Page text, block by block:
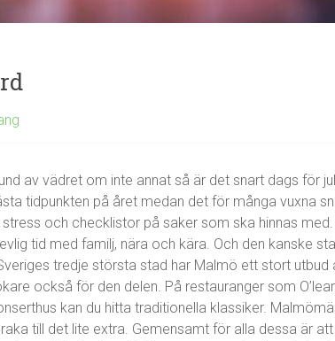
av vädret om inte annat så är det snart dags för
tidpunkten på året medan det för många vuxna
och checklistor på saker som ska hinnas
tid med familj, nära och kära. Och den kanske
tredje största stad har Malmö ett stort utbud
också för den delen. På restauranger som
kan du hitta traditionella klassiker.
till det lite extra. Gemensamt för alla dessa är